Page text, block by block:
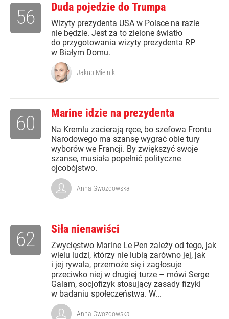
Duda pojedzie do Trumpa
Wizyty prezydenta USA w Polsce na razie
nie będzie. Jest za to zielone światło
do przygotowania wizyty prezydenta RP
w Białym Domu.
56
Jakub Mielnik
Marine idzie na prezydenta
Na Kremlu zacierają ręce, bo szefowa Frontu
Narodowego ma szansę wygrać obie tury
wyborów we Francji. By zwiększyć swoje
szanse, musiała popełnić polityczne
ojcobójstwo.
60
Anna Gwozdowska
Siła nienawiści
Zwycięstwo Marine Le Pen zależy od tego, jak
wielu ludzi, którzy nie lubią zarówno jej, jak
i jej rywala, przemoże się i zagłosuje
przeciwko niej w drugiej turze – mówi Serge
Galam, socjofizyk stosujący zasady fizyki
w badaniu społeczeństwa. W...
62
Anna Gwozdowska